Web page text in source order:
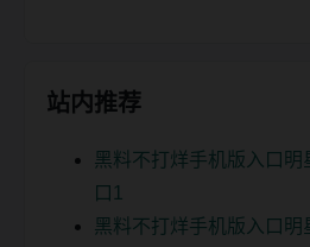
站内推荐
黑料不打烊手机版入口明
口1
黑料不打烊手机版入口明